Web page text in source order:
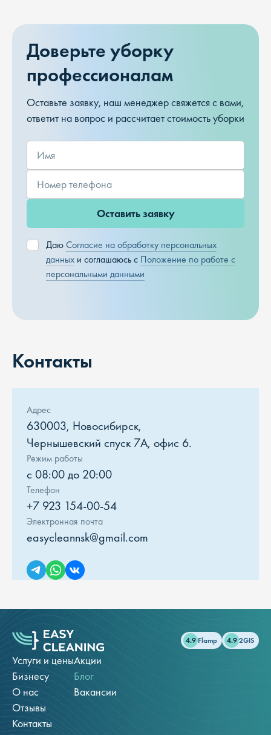
Доверьте уборку
профессионалам
Оставьте заявку, наш менеджер свяжется с вами,
ответит на вопрос и рассчитает стоимость уборки
Оставить заявку
ДаюСогласие на обработку персональных
данных и соглашаюсь с Положение по работе с
персональными данными
Контакты
Адрес
630003, Новосибирск,
Чернышевский спуск 7А, офис 6.
Режим работы
с 08:00 до 20:00
Телефон
+7 923 154-00-54
Электронная почта
easycleannsk@gmail.com
4.9 Flamp 4.9 2GIS
Услуги и цены
Бизнесу
О нас
Отзывы
Контакты
Акции
Блог
Вакансии